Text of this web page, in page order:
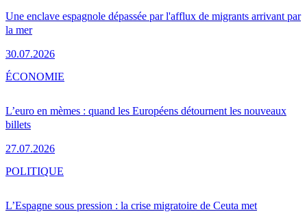
Une enclave espagnole dépassée par l'afflux de migrants arrivant par
la mer
30.07.2026
L’euro en mèmes : quand les Européens détournent les nouveaux
billets
27.07.2026
ÉCONOMIE
L’Espagne sous pression : la crise migratoire de Ceuta met
POLITIQUE